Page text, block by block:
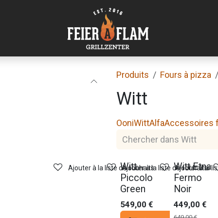
Produits Fours à pizza
Witt
OoniWittAlfaAccessoires
Witt
Piccolo
Green
549,00 €
Ajouter à la liste de souhaits Promo
Witt Etna
Fermo
Noir
449,00 €
Ajouter à la liste de souhaits
Ajouter à la